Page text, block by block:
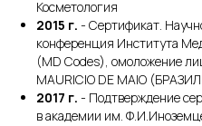
Косметология
2015 г. - Сертификат.
конференция Института
(MD Codes), омоложение
MAURICIO DE MAIO
2017 г. - Подтверждение
в академии им.